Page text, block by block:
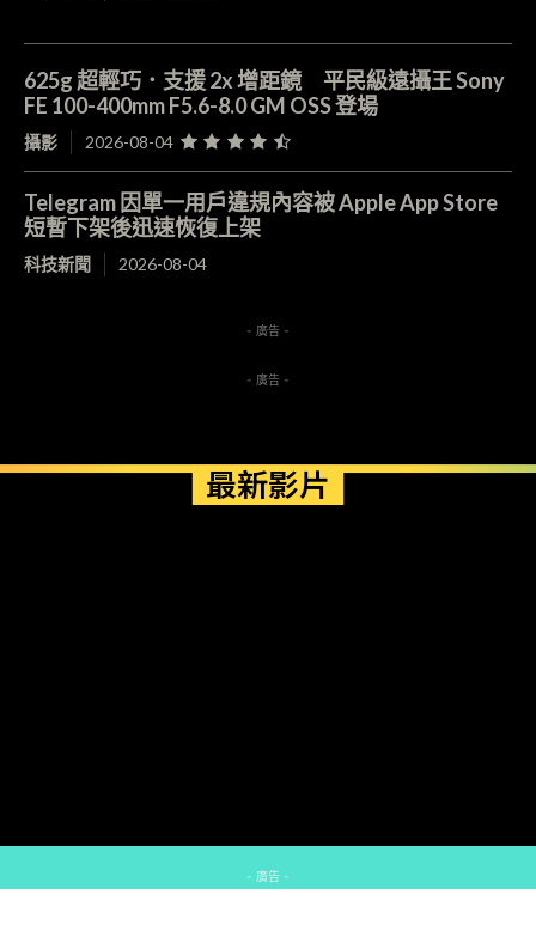
625g 超輕巧．支援 2x 增距鏡 平民級遠攝王 Sony
FE 100-400mm F5.6-8.0 GM OSS 登場
攝影 2026-08-04
Telegram 因單一用戶違規內容被 Apple App Store
短暫下架後迅速恢復上架
科技新聞 2026-08-04
- 廣告 -
- 廣告 -
最新影片
- 廣告 -